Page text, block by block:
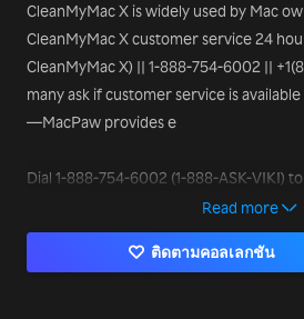
CleanMyMac X is widely used by Mac
CleanMyMac X customer service 24
CleanMyMac X) || 1-888-754-6002 ||
many ask if customer service is
—MacPaw provides e
Dial 1-888-754-6002 (1-888-ASK-VIKI)
support professionals who can help
time.
Read more
ติดตามคอลเลกชัน